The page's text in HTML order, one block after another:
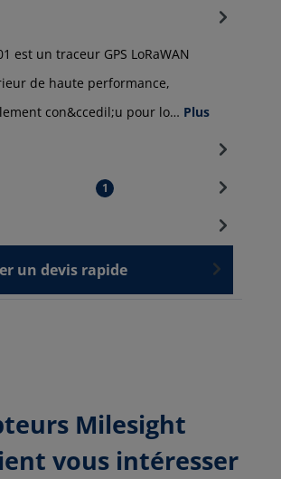
est un traceur GPS LoRaWAN
de haute performance,
con&ccedil;u pour lo… Plus
1
un devis rapide
Milesight
vous intéresser